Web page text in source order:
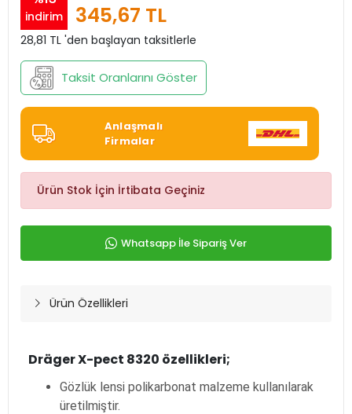
indirim 345,67 TL
28,81 TL 'den başlayan taksitlerle
Taksit Oranlarını Göster
Anlaşmalı
Firmalar
Ürün Stok İçin İrtibata Geçiniz
Whatsapp İle Sipariş Ver
Ürün Özellikleri
Dräger X-pect 8320 özellikleri;
Gözlük lensi polikarbonat malzeme kullanılarak
üretilmiştir.